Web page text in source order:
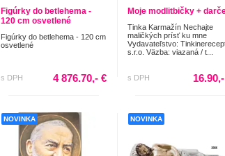
Figúrky do betlehema -
120 cm osvetlené
Figúrky do betlehema - 120 cm
osvetlené
s DPH 4 876.70,- €
Moje modlitbičky +
Tinka Karmažín Nechajte
maličkých prísť ku mne
Vydavateľstvo:
s.r.o. Väzba: viazaná / t...
s DPH
NOVINKA NOVINKA